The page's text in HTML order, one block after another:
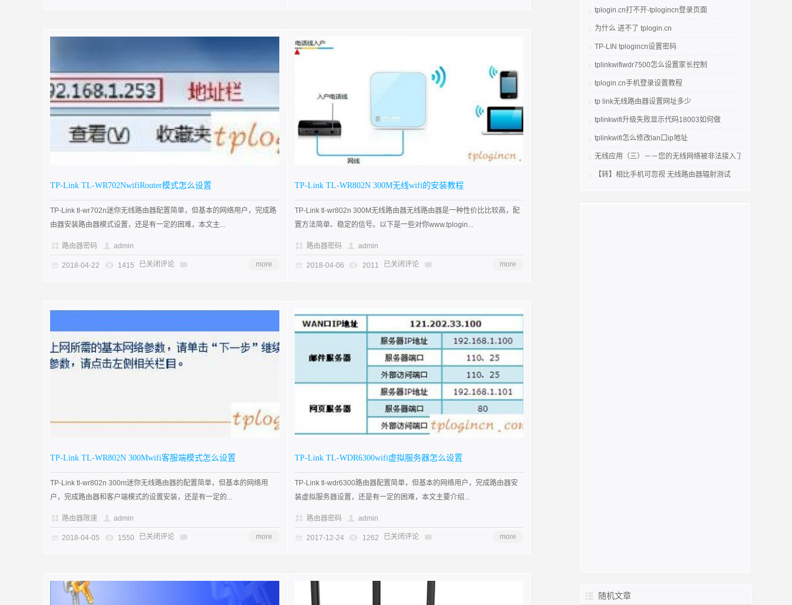
TP-Link TL-WR702NwifiRouter模式怎么设置
TP-Link tl-wr702n迷你无线路由器配置简单，但基本的网络用户，完成路
由器安装路由器模式设置，还是有一定的困难，本文主...
路由器密码 admin
2018-04-22 1415 已关闭评论 more
TP-Link TL-WR802N 300M无线wifi的安装教程
TP-Link tl-wr802n 300M无线路由器无线路由器是一种性价比比较高，配
置方法简单、稳定的信号。以下是一些对你www.tplogin...
路由器密码 admin
2018-04-06 2011 已关闭评论 more
TP-Link TL-WR802N 300Mwifi客服端模式怎么设置
TP-Link tl-wr802n 300m迷你无线路由器的配置简单，但基本的网络用
户，完成路由器和客户端模式的设置安装，还是有一定的...
路由器限速 admin
2018-04-05 1550 已关闭评论 more
TP-Link TL-WDR6300wifi虚拟服务器怎么设置
TP-Link tl-wdr6300路由器配置简单，但基本的网络用户，完成路由器安
装虚拟服务器设置，还是有一定的困难，本文主要介绍...
路由器密码 admin
2017-12-24 1262 已关闭评论 more
tplogin.cn打不开-tplogincn登录页面
为什么 进不了 tplogin.cn
TP-LIN tplogincn设置密码
tplinkwifiwdr7500怎么设置家长控制
tplogin.cn手机登录设置教程
tp link无线路由器设置网址多少
tplinkwifi升级失败显示代码18003如何做
tplinkwifi怎么修改lan口ip地址
无线应用（三）－－您的无线网络被非法接入了吗
【转】相比手机可忽视 无线路由器辐射测试
随机文章